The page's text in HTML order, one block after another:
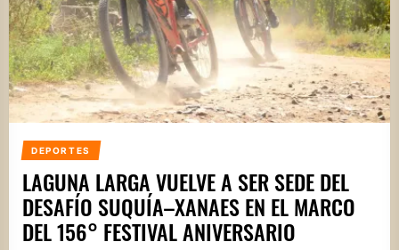
DEPORTES
LAGUNA LARGA VUELVE A SER SEDE DEL
DESAFÍO SUQUÍA–XANAES EN EL MARCO
DEL 156° FESTIVAL ANIVERSARIO